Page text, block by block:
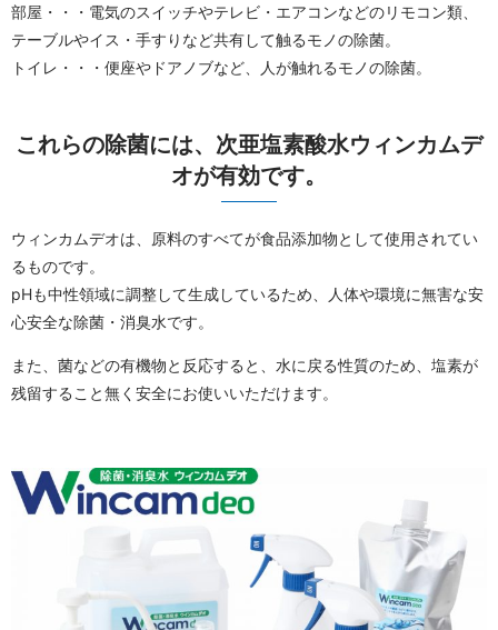
部屋・・・電気のスイッチやテレビ・エアコンなどのリモコン類、
テーブルやイス・手すりなど共有して触るモノの除菌。
トイレ・・・便座やドアノブなど、人が触れるモノの除菌。
これらの除菌には、次亜塩素酸水ウィンカムデ
オが有効です。
ウィンカムデオは、原料のすべてが食品添加物として使用されてい
るものです。
pHも中性領域に調整して生成しているため、人体や環境に無害な安
心安全な除菌・消臭水です。
また、菌などの有機物と反応すると、水に戻る性質のため、塩素が
残留すること無く安全にお使いいただけます。